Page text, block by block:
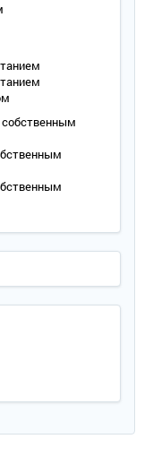
собственным